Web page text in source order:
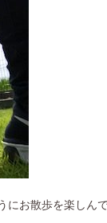
にお散歩を楽しん